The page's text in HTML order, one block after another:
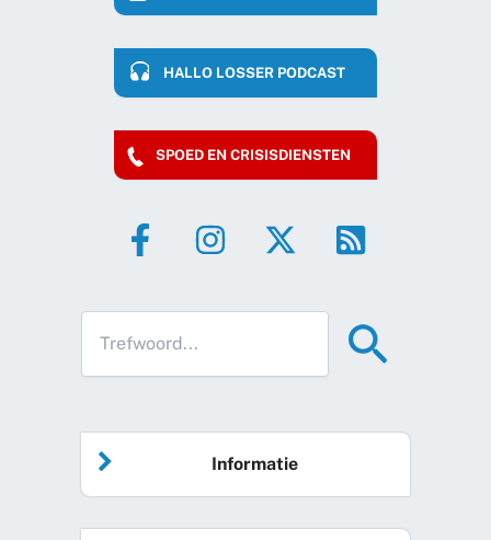
HALLO LOSSER PODCAST
SPOED EN CRISISDIENSTEN
Informatie
Home